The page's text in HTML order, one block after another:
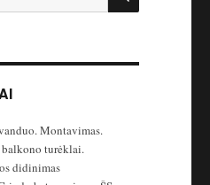
Montavimas.
turėklai.
didinimas